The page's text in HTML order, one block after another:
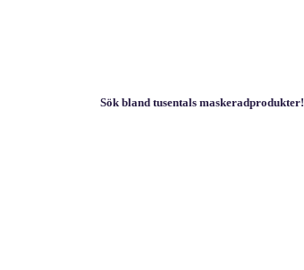
Sök bland tusentals maskeradprodukter!